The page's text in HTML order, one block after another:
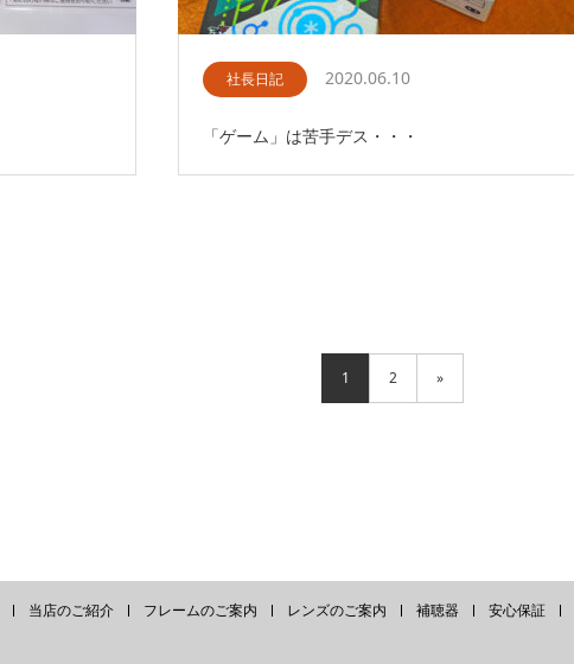
社長日記 2020.06.10
「ゲーム」は苦手デス・・・
1 2 »
当店のご紹介 フレームのご案内 レンズのご案内 補聴器 安心保証